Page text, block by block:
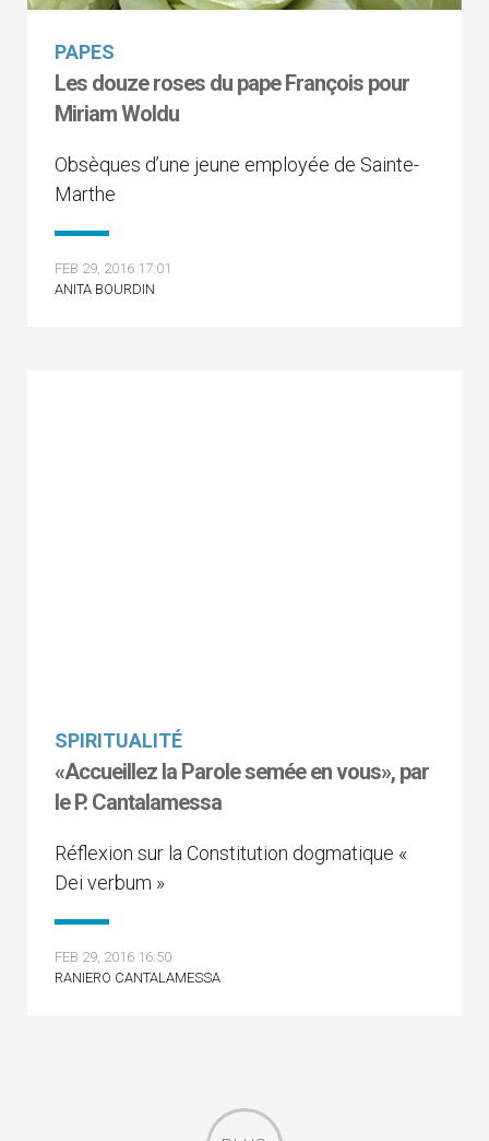
PAPES
Les douze roses du pape François pour
Miriam Woldu
Obsèques d’une jeune employée de Sainte-
Marthe
FEB 29, 2016 17:01
ANITA BOURDIN
SPIRITUALITÉ
«Accueillez la Parole semée en vous», par
le P. Cantalamessa
Réflexion sur la Constitution dogmatique «
Dei verbum »
FEB 29, 2016 16:50
RANIERO CANTALAMESSA